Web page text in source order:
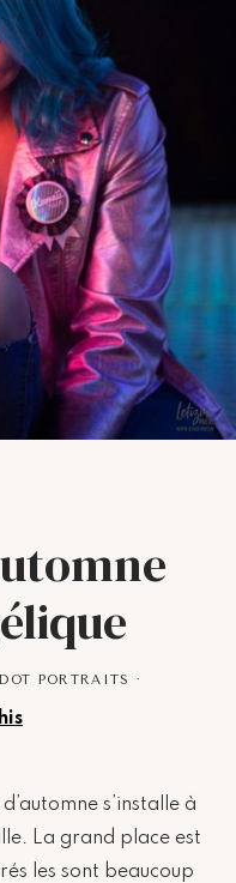
PORTRAITS ·
s’installe à
La grand place est
les sont beaucoup